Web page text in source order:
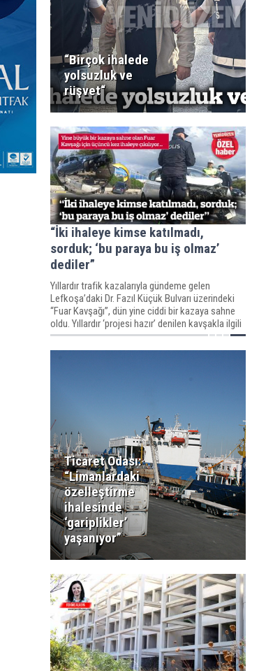
“Birçok ihalede
yolsuzluk ve
rüşvet“
“İki ihaleye kimse katılmadı,
sorduk; ‘bu paraya bu iş olmaz’
dediler”
Yıllardır trafik kazalarıyla gündeme gelen
Lefkoşa’daki Dr. Fazıl Küçük Bulvarı üzerindeki
“Fuar Kavşağı”, dün yine ciddi bir kazaya sahne
oldu. Yıllardır ‘projesi hazır’ denilen kavşakla ilgili
iki kez ihaleye çıkıldı ancak kimse ihalelere
katılmadı.
Ticaret Odası:
“Limanlardaki
özelleştirme
ihalesinde
‘gariplikler’
yaşanıyor”